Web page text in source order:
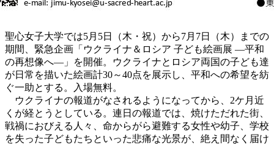
聖心女子大学では5月5日（木・祝）から7月7日（木）までの
期間、緊急企画「ウクライナ＆ロシア 子ども絵画展 ―平和
の再想像へ―」を開催。ウクライナとロシア両国の子ども達
が日常を描いた絵画計30～40点を展示し、平和への希望を紡
ぐ一助とする。入場無料。
ウクライナの報道がなされるようになってから、2ケ月近
くが経とうとしている。連日の報道では、焼けただれた街、
戦禍におびえる人々、命からがら避難する女性や幼子、学校
を失った子どもたちといった悲痛な光景が、絶え間なく届け